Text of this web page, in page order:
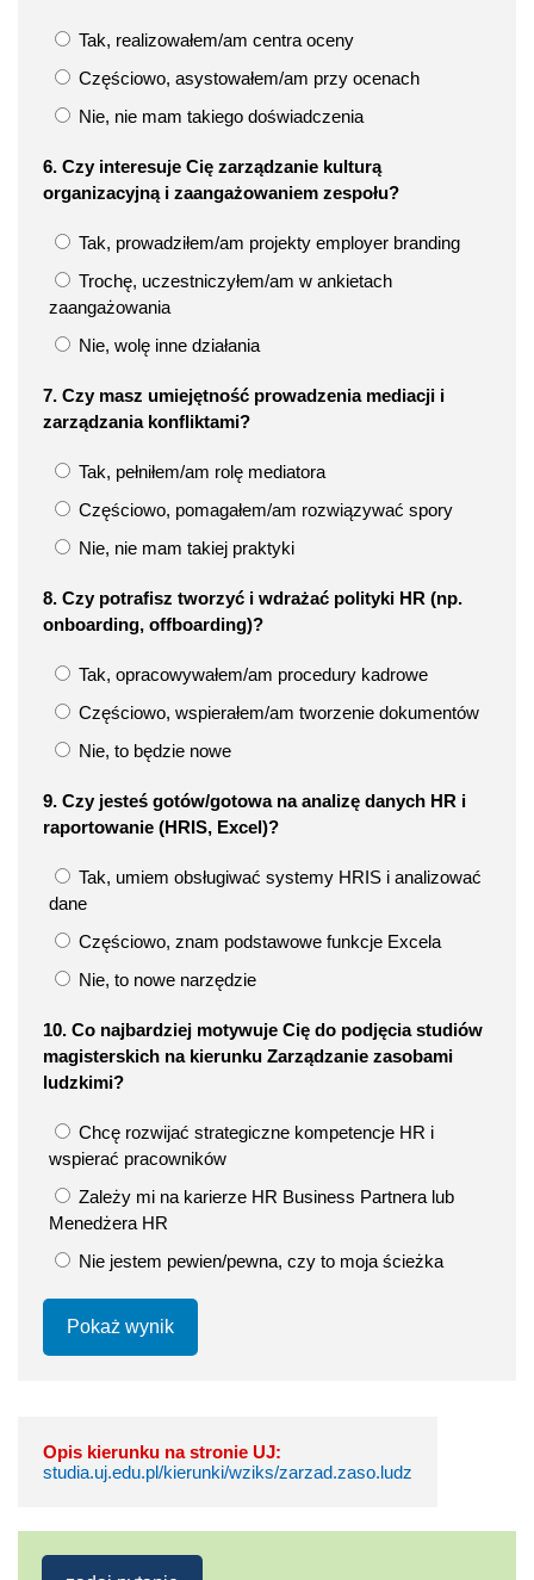
Tak, realizowałem/am centra oceny
Częściowo, asystowałem/am przy ocenach
Nie, nie mam takiego doświadczenia
6. Czy interesuje Cię zarządzanie kulturą
organizacyjną i zaangażowaniem zespołu?
Tak, prowadziłem/am projekty employer branding
Trochę, uczestniczyłem/am w ankietach
zaangażowania
Nie, wolę inne działania
7. Czy masz umiejętność prowadzenia mediacji i
zarządzania konfliktami?
Tak, pełniłem/am rolę mediatora
Częściowo, pomagałem/am rozwiązywać spory
Nie, nie mam takiej praktyki
8. Czy potrafisz tworzyć i wdrażać polityki HR (np.
onboarding, offboarding)?
Tak, opracowywałem/am procedury kadrowe
Częściowo, wspierałem/am tworzenie dokumentów
Nie, to będzie nowe
9. Czy jesteś gotów/gotowa na analizę danych HR i
raportowanie (HRIS, Excel)?
Tak, umiem obsługiwać systemy HRIS i analizować
dane
Częściowo, znam podstawowe funkcje Excela
Nie, to nowe narzędzie
10. Co najbardziej motywuje Cię do podjęcia studiów
magisterskich na kierunku Zarządzanie zasobami
ludzkimi?
Chcę rozwijać strategiczne kompetencje HR i
wspierać pracowników
Zależy mi na karierze HR Business Partnera lub
Menedżera HR
Nie jestem pewien/pewna, czy to moja ścieżka
Pokaż wynik
Opis kierunku na stronie UJ:
studia.uj.edu.pl/kierunki/wziks/zarzad.zaso.ludz